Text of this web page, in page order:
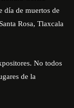
día de muertos de
Rosa, Tlaxcala
No todos
de la